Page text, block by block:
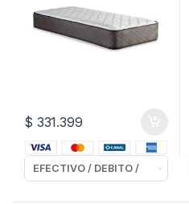
$ 331.399